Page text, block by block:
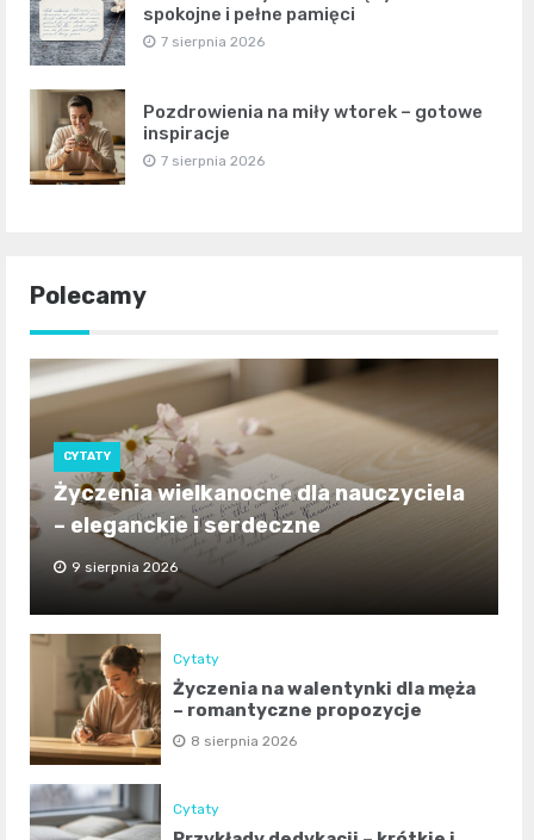
spokojne i pełne pamięci
7 sierpnia 2026
Pozdrowienia na miły wtorek – gotowe
inspiracje
7 sierpnia 2026
Polecamy
CYTATY
Życzenia wielkanocne dla nauczyciela
– eleganckie i serdeczne
9 sierpnia 2026
Cytaty
Życzenia na walentynki dla męża
– romantyczne propozycje
8 sierpnia 2026
Cytaty